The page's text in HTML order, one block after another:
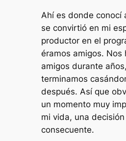
Ahí es donde conocí
se convirtió en mi
productor en el
éramos amigos. Nos
amigos durante
terminamos
después. Así que
un momento muy
mi vida, una
consecuente.